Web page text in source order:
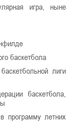
игра, ныне
баскетбола
лиги
баскетбола,
программу летних